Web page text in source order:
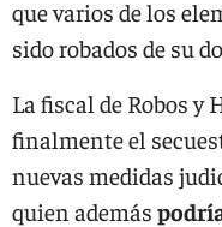
que varios de los
sido robados de su
La fiscal de Robos y
finalmente el
nuevas medidas
quien además